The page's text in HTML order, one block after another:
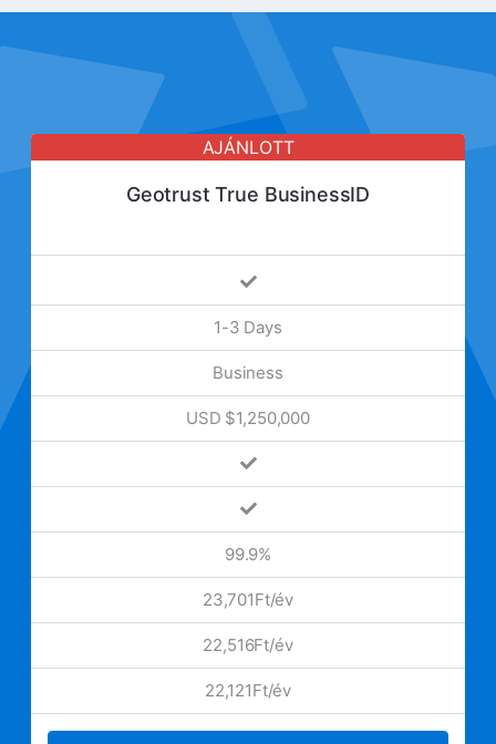
AJÁNLOTT
Geotrust True BusinessID
1-3 Days
Business
USD $1,250,000
99.9%
23,701Ft/év
22,516Ft/év
22,121Ft/év